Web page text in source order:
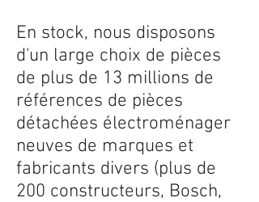
En stock, nous disposons
d'un large choix de pièces
de plus de 13 millions de
références de pièces
détachées électroménager
neuves de marques et
fabricants divers (plus de
200 constructeurs, Bosch,